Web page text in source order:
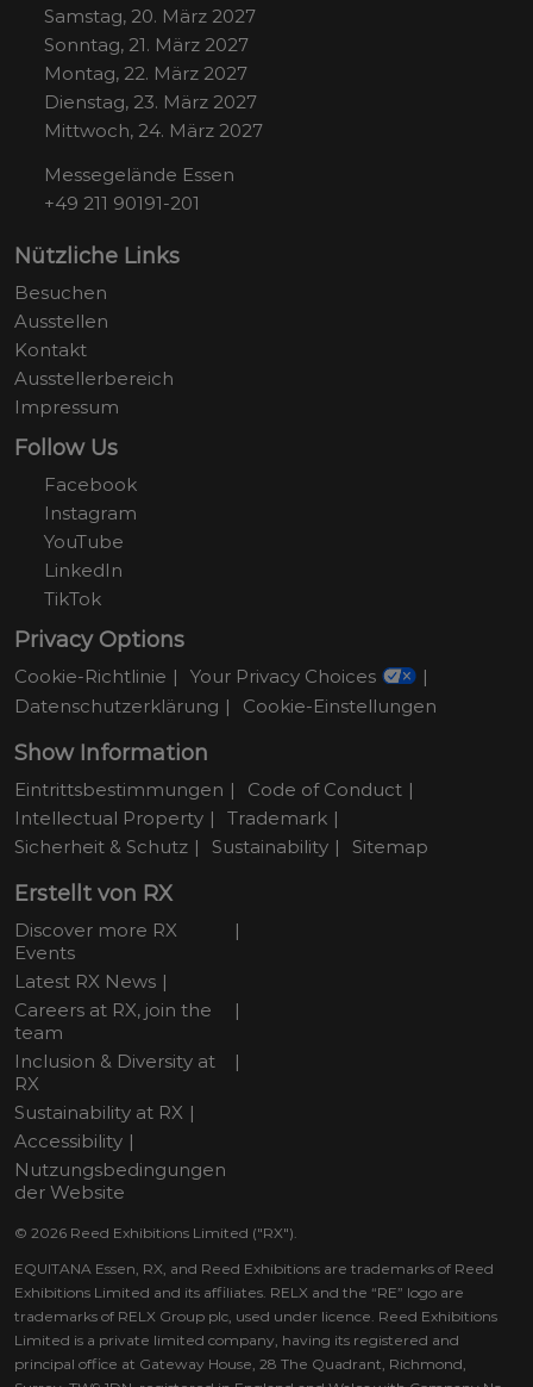
Samstag, 20. März 2027
Sonntag, 21. März 2027
Montag, 22. März 2027
Dienstag, 23. März 2027
Mittwoch, 24. März 2027
Messegelände Essen
+49 211 90191-201
Nützliche Links
Besuchen
Ausstellen
Kontakt
Ausstellerbereich
Impressum
Follow Us
Facebook
Instagram
YouTube
LinkedIn
TikTok
Privacy Options
Cookie-Richtlinie
Your Privacy Choices
Datenschutzerklärung
Cookie-Einstellungen
Show Information
Eintrittsbestimmungen
Code of Conduct
Intellectual Property
Trademark
Sicherheit & Schutz
Sustainability Sitemap
Erstellt von RX
Discover more RX
Events
Latest RX News
Careers at RX, join the
team
Inclusion & Diversity at
RX
Sustainability at RX
Accessibility
Nutzungsbedingungen
der Website
© 2026 Reed Exhibitions Limited ("RX").
EQUITANA Essen, RX, and Reed Exhibitions are trademarks of Reed
Exhibitions Limited and its affiliates. RELX and the “RE” logo are
trademarks of RELX Group plc, used under licence. Reed Exhibitions
Limited is a private limited company, having its registered and
principal office at Gateway House, 28 The Quadrant, Richmond,